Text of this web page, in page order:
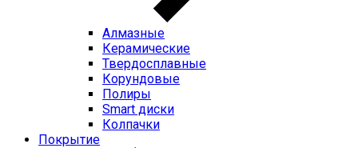
Алмазные
Керамические
Твердосплавные
Корундовые
Полиры
Smart диски
Колпачки
Покрытие